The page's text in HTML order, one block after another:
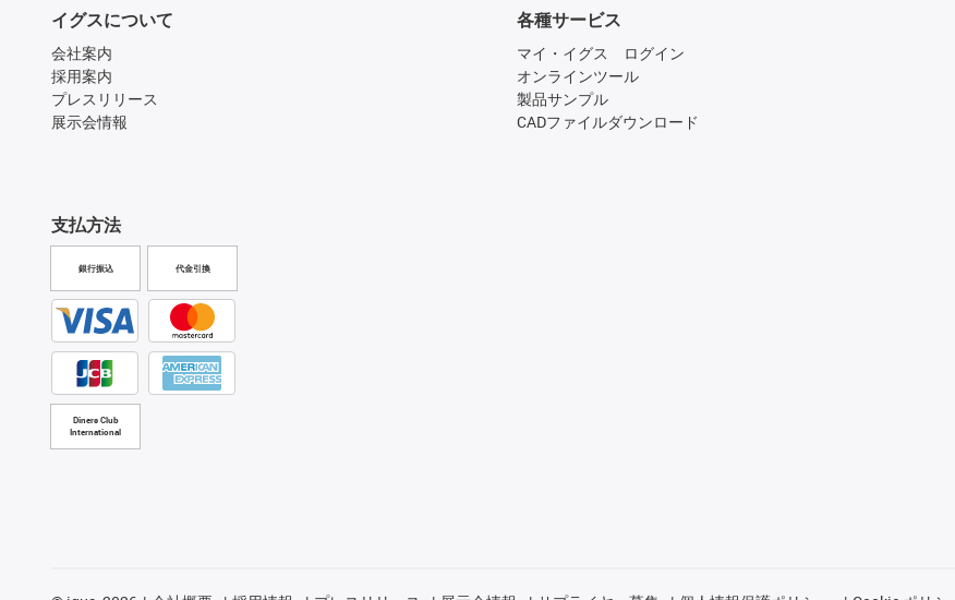
イグスについて
会社案内
採用案内
プレスリリース
展示会情報
支払方法
銀行振込 代金引換
Diners Club
International
各種サービス
マイ・イグス ログイン
オンラインツール
製品サンプル
CADファイルダウンロード